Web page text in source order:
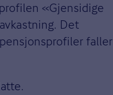
«Gjensidige
Det
faller